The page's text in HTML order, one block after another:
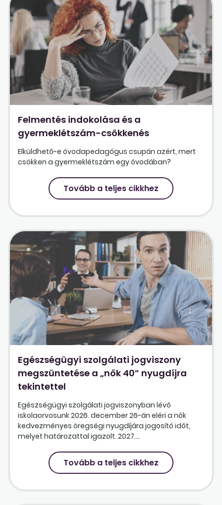
Felmentés indokolása és a
gyermeklétszám-csökkenés
Elküldhető-e óvodapedagógus csupán azért, mert
csökken a gyermeklétszám egy óvodában?
Tovább a teljes cikkhez
Egészségügyi szolgálati jogviszony
megszüntetése a „nők 40” nyugdíjra
tekintettel
Egészségügyi szolgálati jogviszonyban lévő
iskolaorvosunk 2026. december 26-án eléri a nők
kedvezményes öregségi nyugdíjára jogosító időt,
melyet határozattal igazolt. 2027....
Tovább a teljes cikkhez